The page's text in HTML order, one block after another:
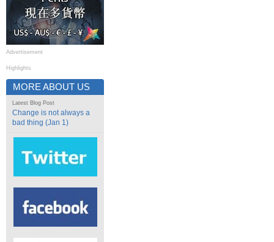
Advertisement
Highlights
MORE ABOUT US
Latest Blog Post
Change is not always a
bad thing (Jan 1)